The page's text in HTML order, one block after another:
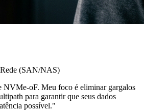
Rede (SAN/NAS)
NVMe-oF. Meu foco é eliminar gargalos
para garantir que seus dados
possível."